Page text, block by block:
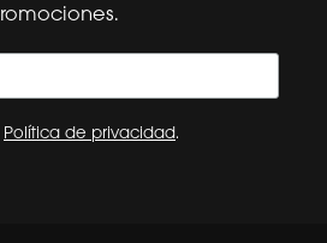
Política de privacidad.